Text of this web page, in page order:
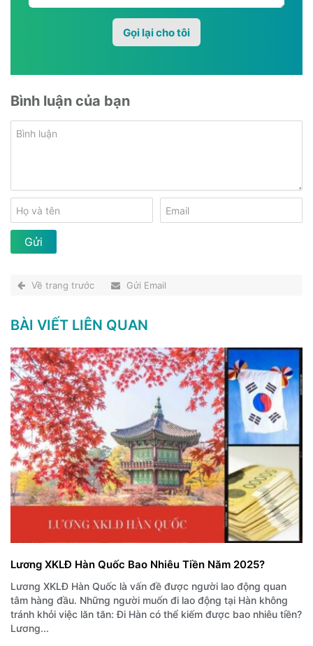
Bình luận của bạn
Về trang trước Gửi Email
BÀI VIẾT LIÊN QUAN
Lương XKLĐ Hàn Quốc Bao Nhiêu Tiền Năm 2025?
Lương XKLĐ Hàn Quốc là vấn đề được người lao động quan
tâm hàng đầu. Những người muốn đi lao động tại Hàn không
tránh khỏi việc lăn tăn: Đi Hàn có thể kiếm được bao nhiêu tiền?
Lương...